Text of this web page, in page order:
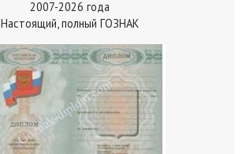
2007-2026 года
Настоящий, полный ГОЗНАК